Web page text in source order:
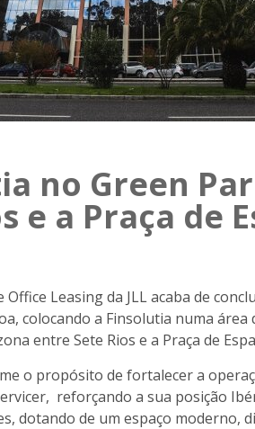
no Green
e a Praça de
Leasing da JLL acaba de
colocando a Finsolutia numa área
entre Sete Rios e a Praça de
o propósito de fortalecer a
reforçando a sua posição
dotando de um espaço moderno,